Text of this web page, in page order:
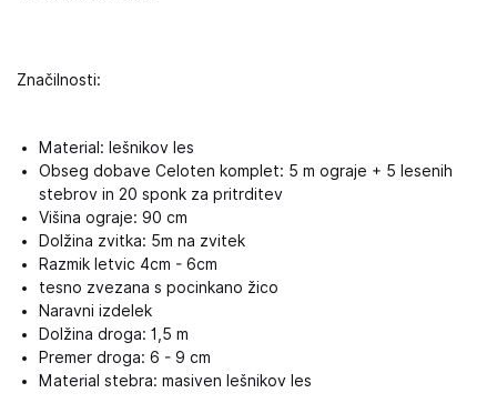
Značilnosti:
Material: lešnikov les
Obseg dobave Celoten komplet: 5 m ograje + 5 lesenih
stebrov in 20 sponk za pritrditev
Višina ograje: 90 cm
Dolžina zvitka: 5m na zvitek
Razmik letvic 4cm - 6cm
tesno zvezana s pocinkano žico
Naravni izdelek
Dolžina droga: 1,5 m
Premer droga: 6 - 9 cm
Material stebra: masiven lešnikov les